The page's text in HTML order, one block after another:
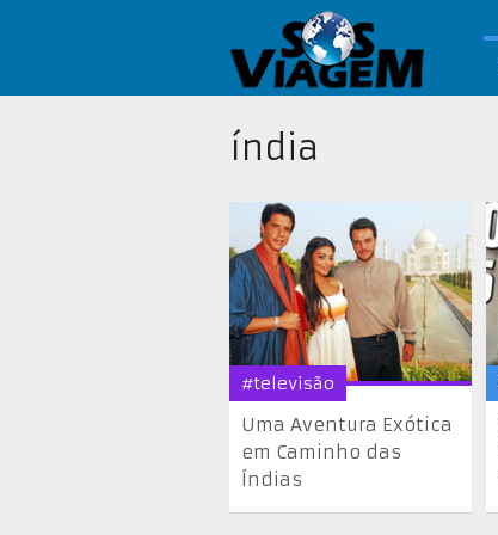
índia
#televisão
Uma Aventura Exótica
em Caminho das
Índias